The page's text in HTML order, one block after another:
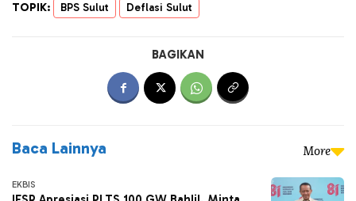
TOPIK: BPS Sulut Deflasi Sulut
BAGIKAN
Baca Lainnya More
EKBIS